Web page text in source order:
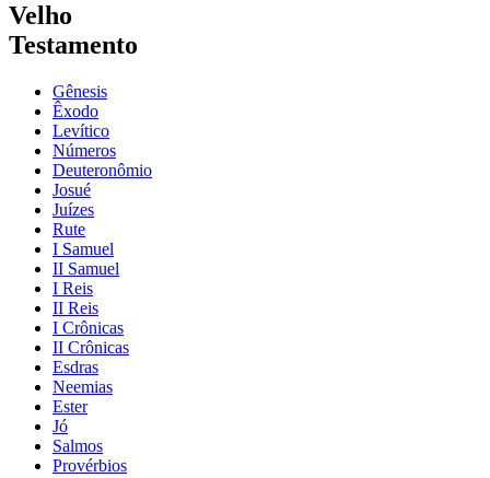
Velho
Testamento
Gênesis
Êxodo
Levítico
Números
Deuteronômio
Josué
Juízes
Rute
I Samuel
II Samuel
I Reis
II Reis
I Crônicas
II Crônicas
Esdras
Neemias
Ester
Jó
Salmos
Provérbios